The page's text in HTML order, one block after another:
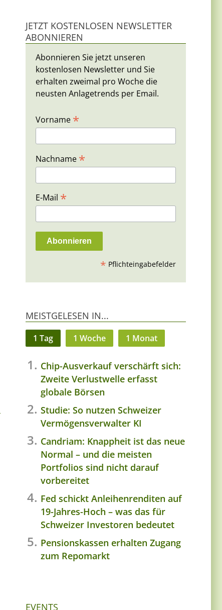
JETZT KOSTENLOSEN NEWSLETTER
ABONNIEREN
Abonnieren Sie jetzt unseren
kostenlosen Newsletter und Sie
erhalten zweimal pro Woche die
neusten Anlagetrends per Email.
Vorname *
Nachname *
E-Mail *
* Pflichteingabefelder
MEISTGELESEN IN...
1 Tag 1 Woche 1 Monat
Chip-Ausverkauf verschärft sich:
Zweite Verlustwelle erfasst
globale Börsen
Studie: So nutzen Schweizer
Vermögensverwalter KI
Candriam: Knappheit ist das neue
Normal – und die meisten
Portfolios sind nicht darauf
vorbereitet
Fed schickt Anleihenrenditen auf
19-Jahres-Hoch – was das für
Schweizer Investoren bedeutet
Pensionskassen erhalten Zugang
zum Repomarkt
EVENTS